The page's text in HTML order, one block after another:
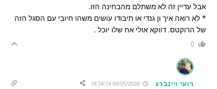
אבל עדיין זה לא משתלם מהבחינה הזו.
* לא רואה איך ון גנדי או תיבודו עושים משהו חיובי עם הסגל הזה
של הרוקטס. דווקא אולי אח שלו יוכל .
0
רועי ויינברג